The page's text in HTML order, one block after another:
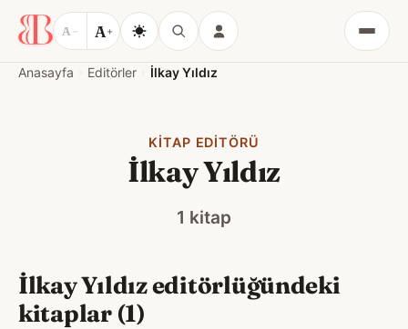
A − A+
Menü
Anasayfa Editörler İlkay Yıldız
KITAP EDITÖRÜ
İlkay Yıldız
1 kitap
İlkay Yıldız editörlüğündeki
kitaplar (1)